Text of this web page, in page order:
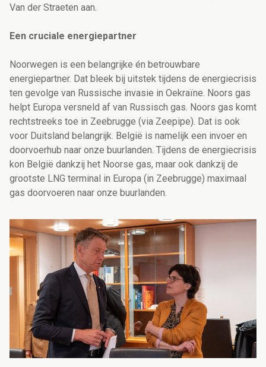
Van der Straeten aan.
Een cruciale energiepartner
Noorwegen is een belangrijke én betrouwbare
energiepartner. Dat bleek bij uitstek tijdens de energiecrisis
ten gevolge van Russische invasie in Oekraïne. Noors gas
helpt Europa versneld af van Russisch gas. Noors gas komt
rechtstreeks toe in Zeebrugge (via Zeepipe). Dat is ook
voor Duitsland belangrijk. België is namelijk een invoer en
doorvoerhub naar onze buurlanden. Tijdens de energiecrisis
kon België dankzij het Noorse gas, maar ook dankzij de
grootste LNG terminal in Europa (in Zeebrugge) maximaal
gas doorvoeren naar onze buurlanden.